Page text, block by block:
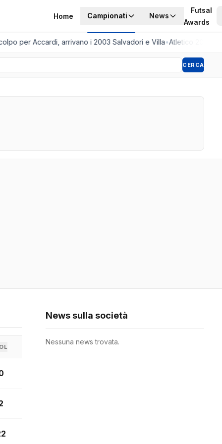
Home Campionati News
Futsal
Awards
per Accardi, arrivano i 2003 Salvadori e Villa•Atletico 2001,
CERCA
News sulla società
Nessuna news trovata.